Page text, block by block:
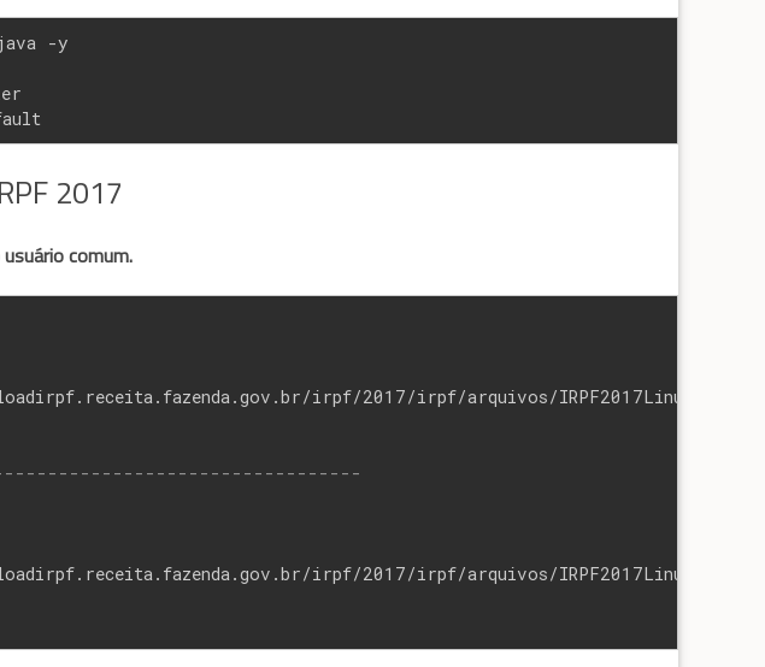
-y
2017
comum.
irpf/2017/irpf/arquivos/IRPF2017Linux-
irpf/2017/irpf/arquivos/IRPF2017Linux-